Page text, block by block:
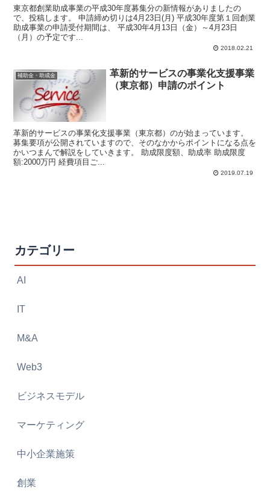
東京都創業助成事業の平成30年度募集分の新情報がありましたの
で、投稿します。 申請締め切りは4月23日(月) 平成30年度第１回創業
助成事業の申請受付期間は、 平成30年4月13日（金）～4月23日
（月）の予定です...
2018.02.21
補助金・助成金
革新的サービスの事業化支援事業
（東京都）申請のポイント
革新的サービスの事業化支援事業（東京都）のが始まっています。
募集要項が公開されていますので、そのなかからポイントになる点を
かいつまんで解説をしていきます。 助成限度額、助成率 助成限度
額:2000万円 経費項目ご...
2019.07.19
カテゴリー
AI
IT
M&A
Web3
ビジネスモデル
マーケティング
中小企業施策
創業